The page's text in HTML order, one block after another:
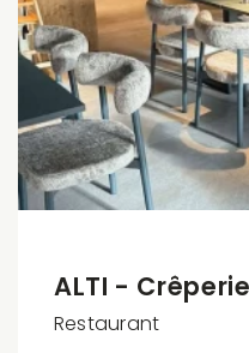
ALTI -
Restaurant